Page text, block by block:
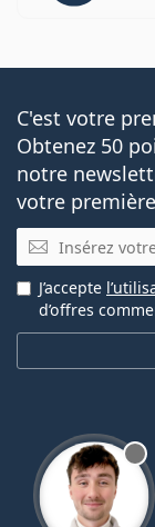
C'est votre
Obtenez 50
notre
votre
E-mail
J’accepte
d’offres